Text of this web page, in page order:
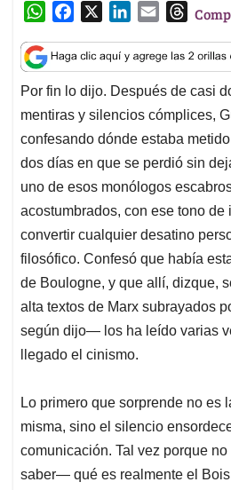
W
a
t
s
A
p
p
c
e
b
o
o
k
n
k
e
d
I
n
a
i
l
T
r
e
a
d
s
Por fin lo dijo. Después de casi
mentiras y silencios cómplices,
confesando dónde estaba
dos días en que se perdió sin
uno de esos monólogos
acostumbrados, con ese tono
convertir cualquier desatino
filosófico. Confesó que había
de Boulogne, y que allí, dizque,
alta textos de Marx subrayados
según dijo— los ha leído varias
llegado el cinismo.
Lo primero que sorprende no es
misma, sino el silencio
comunicación. Tal vez porque
saber— qué es realmente el